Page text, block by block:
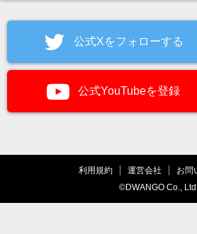
公式Xをフォローする
公式YouTubeを登録
利用規約 運営会社
お問
©DWANGO Co., Ltd.